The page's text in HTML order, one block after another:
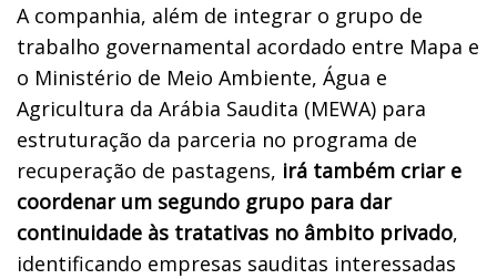
A companhia, além de integrar o grupo de
trabalho governamental acordado entre Mapa e
o Ministério de Meio Ambiente, Água e
Agricultura da Arábia Saudita (MEWA) para
estruturação da parceria no programa de
recuperação de pastagens, irá também criar e
coordenar um segundo grupo para dar
continuidade às tratativas no âmbito privado,
identificando empresas sauditas interessadas